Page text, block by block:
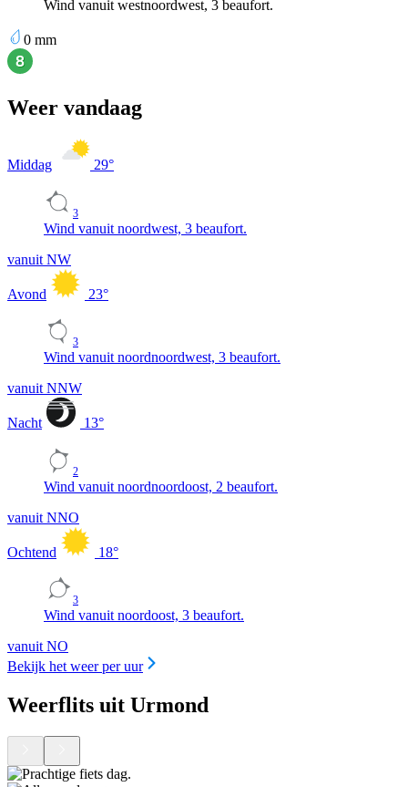
Wind vanuit westnoordwest, 3 beaufort.
0 mm
Weer vandaag
Middag 29°
3
Wind vanuit noordwest, 3 beaufort.
vanuit NW
Avond 23°
3
Wind vanuit noordnoordwest, 3 beaufort.
vanuit NNW
Nacht 13°
2
Wind vanuit noordnoordoost, 2 beaufort.
vanuit NNO
Ochtend 18°
3
Wind vanuit noordoost, 3 beaufort.
vanuit NO
Bekijk het weer per uur
Weerflits uit Urmond